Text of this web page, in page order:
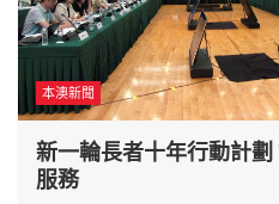
本澳新聞
新一輪長者十年行動計
服務